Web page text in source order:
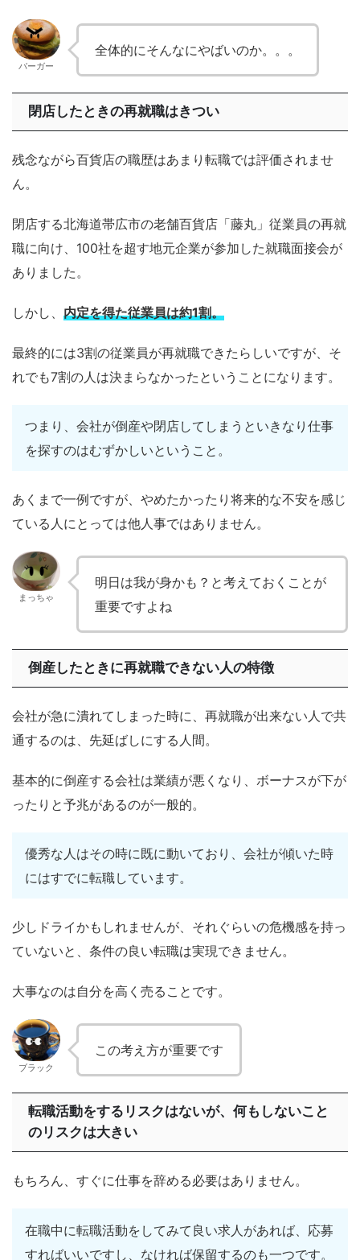
バーガー
全体的にそんなにやばいのか。。。
閉店したときの再就職はきつい
残念ながら百貨店の職歴はあまり転職では評価されませ
ん。
閉店する北海道帯広市の老舗百貨店「藤丸」従業員の再就
職に向け、100社を超す地元企業が参加した就職面接会が
ありました。
しかし、 内定を得た従業員は約1割。
最終的には3割の従業員が再就職できたらしいですが、そ
れでも7割の人は決まらなかったということになります。
つまり、会社が倒産や閉店してしまうといきなり仕事
を探すのはむずかしいということ。
あくまで一例ですが、やめたかったり将来的な不安を感じ
ている人にとっては他人事ではありません。
まっちゃ
明日は我が身かも？と考えておくことが
重要ですよね
倒産したときに再就職できない人の特徴
会社が急に潰れてしまった時に、再就職が出来ない人で共
通するのは、先延ばしにする人間。
基本的に倒産する会社は業績が悪くなり、ボーナスが下が
ったりと予兆があるのが一般的。
優秀な人はその時に既に動いており、会社が傾いた時
にはすでに転職しています。
少しドライかもしれませんが、それぐらいの危機感を持っ
ていないと、条件の良い転職は実現できません。
大事なのは自分を高く売ることです。
ブラック
この考え方が重要です
転職活動をするリスクはないが、何もしないこと
のリスクは大きい
もちろん、すぐに仕事を辞める必要はありません。
在職中に転職活動をしてみて良い求人があれば、応募
すればいいですし、なければ保留するのも一つです。